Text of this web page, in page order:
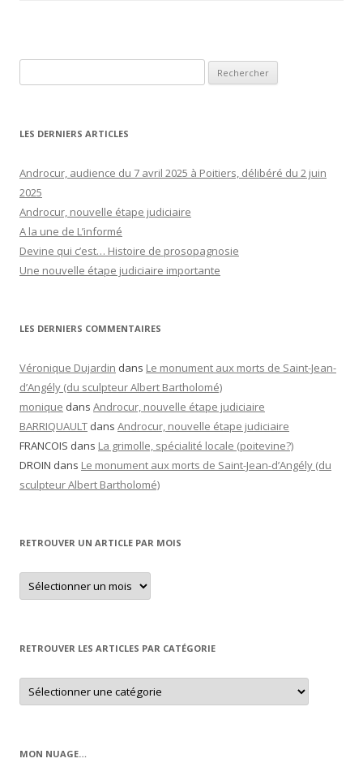
LES DERNIERS ARTICLES
Androcur, audience du 7 avril 2025 à Poitiers, délibéré du 2 juin
2025
Androcur, nouvelle étape judiciaire
A la une de L’informé
Devine qui c’est… Histoire de prosopagnosie
Une nouvelle étape judiciaire importante
LES DERNIERS COMMENTAIRES
Véronique Dujardin dans Le monument aux morts de Saint-Jean-
d’Angély (du sculpteur Albert Bartholomé)
monique dans Androcur, nouvelle étape judiciaire
BARRIQUAULT dans Androcur, nouvelle étape judiciaire
FRANCOIS dans La grimolle, spécialité locale (poitevine?)
DROIN dans Le monument aux morts de Saint-Jean-d’Angély (du
sculpteur Albert Bartholomé)
RETROUVER UN ARTICLE PAR MOIS
Retrouver
un
article
RETROUVER LES ARTICLES PAR CATÉGORIE
Retrouver
les
articles
MON NUAGE…